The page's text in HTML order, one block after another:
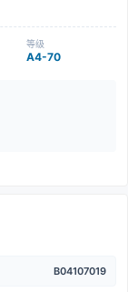
等级
A4-70
B04107019